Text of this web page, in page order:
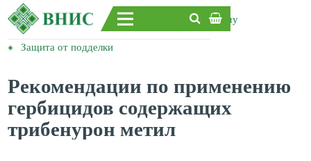
Наши новости
Советы агроному
Защита от подделки
Рекомендации по применению
гербицидов содержащих
трибенурон метил